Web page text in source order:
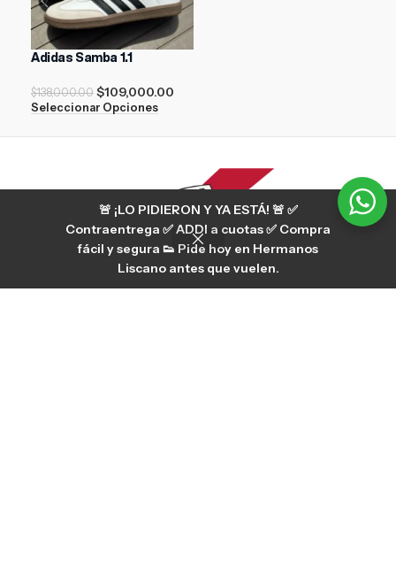
🚨 ¡LO PIDIERON Y YA ESTÁ! 🚨 ✅
Contraentrega ✅ ADDI a cuotas ✅ Compra
fácil y segura 👟 Pide hoy en Hermanos
Liscano antes que vuelen.
Adidas Samba 1.1
$138,000.00 $109,000.00
Seleccionar Opciones